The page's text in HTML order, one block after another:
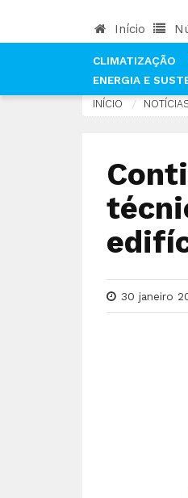
Início
CLIMATIZAÇÃO
ENERGIA E
INÍCIO
30 janeiro